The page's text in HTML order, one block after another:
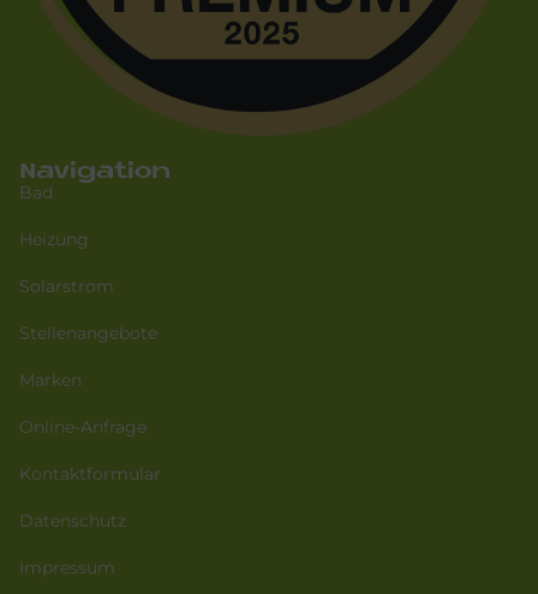
Navigation
Bad
Heizung
Solarstrom
Stellenangebote
Marken
Online-Anfrage
Kontaktformular
Datenschutz
Impressum